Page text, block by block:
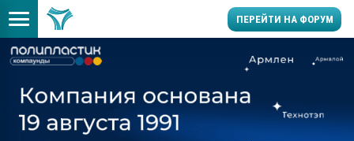
ПЕРЕЙТИ НА ФОРУМ
производство SPC